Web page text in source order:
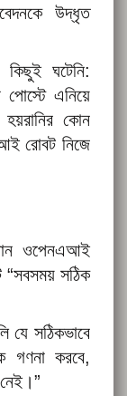
উদ্ধৃত
ঘটেনি:
এনিয়ে
কোন
রোবট নিজে
ওপেনএআই
“সবসময় সঠিক
যে সঠিকভাবে
গণনা করবে,